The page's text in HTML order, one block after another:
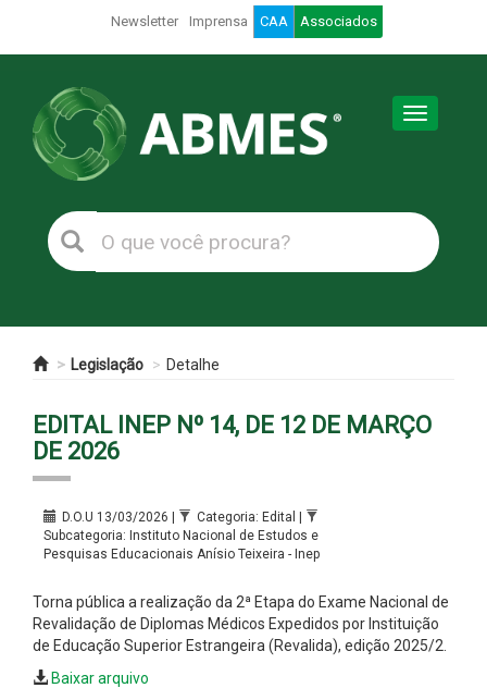
Newsletter Imprensa CAA Associados
Toggle
Legislação Detalhe
EDITAL INEP Nº 14, DE 12 DE MARÇO
DE 2026
D.O.U 13/03/2026 |
Categoria: Edital |
Subcategoria: Instituto Nacional de Estudos e
Pesquisas Educacionais Anísio Teixeira - Inep
Torna pública a realização da 2ª Etapa do Exame Nacional de
Revalidação de Diplomas Médicos Expedidos por Instituição
de Educação Superior Estrangeira (Revalida), edição 2025/2.
Baixar arquivo